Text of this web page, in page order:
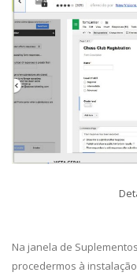
Na janela de
procedermos à